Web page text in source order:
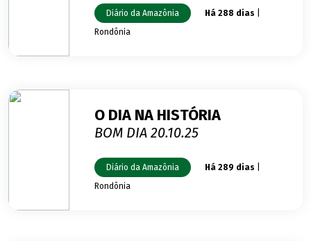
Diário da Amazônia Há 288 dias
Rondônia
O DIA NA HISTÓRIA
BOM DIA 20.10.25
Diário da Amazônia Há 289 dias
Rondônia